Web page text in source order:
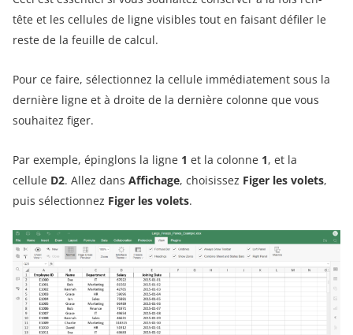
tête et les cellules de ligne visibles tout en faisant défiler le
reste de la feuille de calcul.
Pour ce faire, sélectionnez la cellule immédiatement sous la
dernière ligne et à droite de la dernière colonne que vous
souhaitez figer.
Par exemple, épinglons la ligne 1 et la colonne 1, et la
cellule D2. Allez dans Affichage, choisissez Figer les volets,
puis sélectionnez Figer les volets.